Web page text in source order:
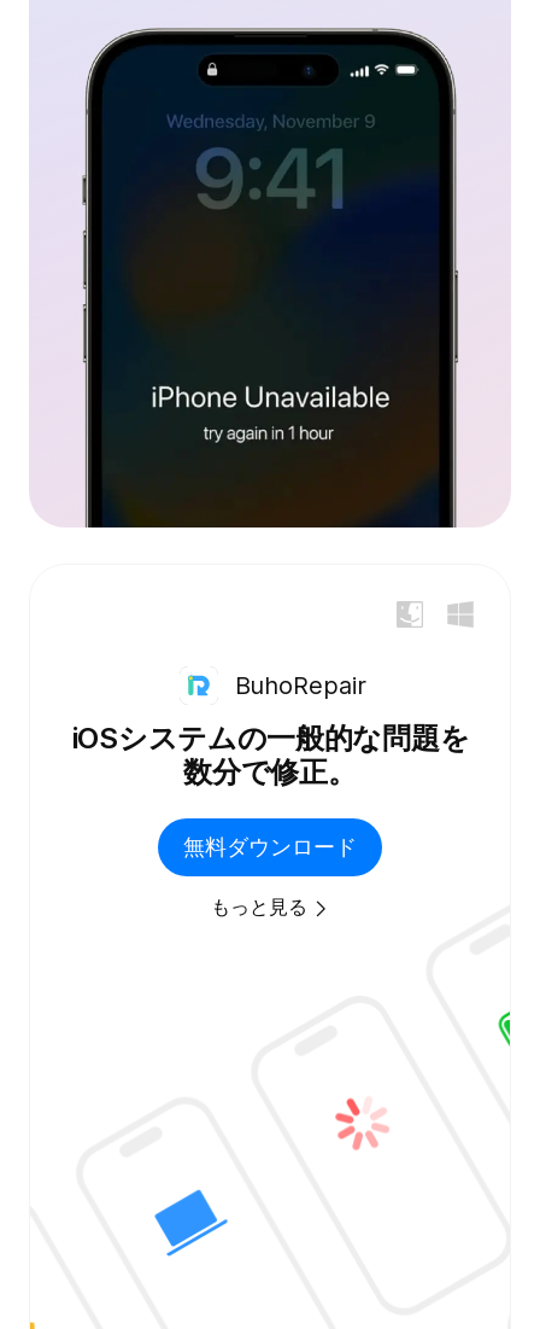
BuhoRepair
iOSシステムの一般的な問題を
数分で修正。
無料ダウンロード
もっと見る